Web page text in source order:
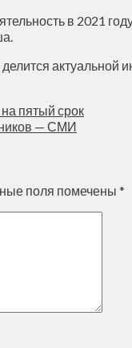
в 2021
актуальной
пятый срок
— СМИ
поля помечены *